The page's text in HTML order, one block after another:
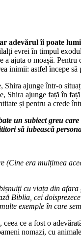
adevărul îi poate
evrei în timpul
a ajuta o moașă.
inimii: astfel începe
Shira ajunge într-o
Shira ajunge față în
și pentru a crede
un subiect greu
să iubească
(Cine era mulțimea
cu viața din
Biblia, cei
exemple în care
ce a fost o
nomazi, cu